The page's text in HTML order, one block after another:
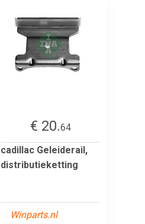
€ 20.64
cadillac Geleiderail,
distributieketting
Winparts.nl